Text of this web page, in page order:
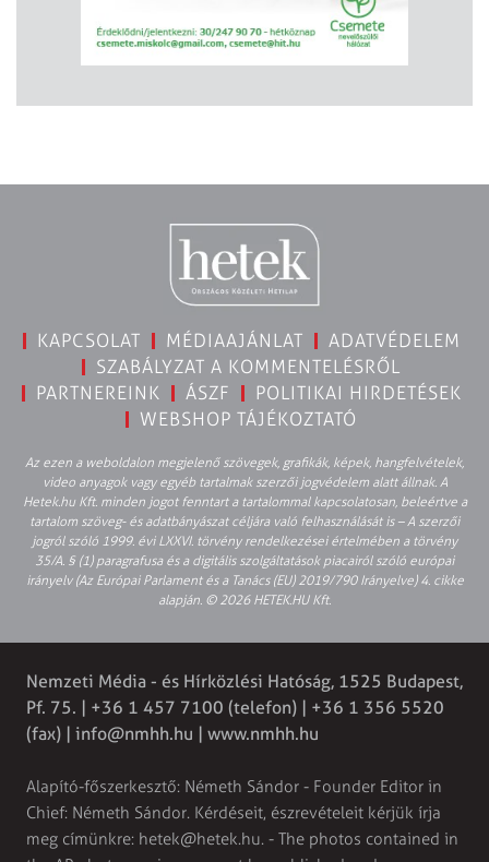
KAPCSOLAT MÉDIAAJÁNLAT
ADATVÉDELEM
SZABÁLYZAT A KOMMENTELÉSRŐL
PARTNEREINK
ÁSZF
POLITIKAI HIRDETÉSEK
WEBSHOP TÁJÉKOZTATÓ
Az ezen a weboldalon megjelenő szövegek, grafikák, képek, hangfelvételek,
video anyagok vagy egyéb tartalmak szerzői jogvédelem alatt állnak. A
Hetek.hu Kft. minden jogot fenntart a tartalommal kapcsolatosan, beleértve a
tartalom szöveg- és adatbányászat céljára való felhasználását is – A szerzői
jogról szóló 1999. évi LXXVI. törvény rendelkezései értelmében a törvény
35/A. § (1) paragrafusa és a digitális szolgáltatások piacairól szóló európai
irányelv (Az Európai Parlament és a Tanács (EU) 2019/790 Irányelve) 4. cikke
alapján. © 2026 HETEK.HU Kft.
Nemzeti Média - és Hírközlési Hatóság, 1525 Budapest,
Pf. 75. | +36 1 457 7100 (telefon) | +36 1 356 5520
(fax) | info@nmhh.hu | www.nmhh.hu
Alapító-főszerkesztő: Németh Sándor - Founder Editor in
Chief: Németh Sándor. Kérdéseit, észrevételeit kérjük írja
meg címünkre: hetek@hetek.hu. - The photos contained in